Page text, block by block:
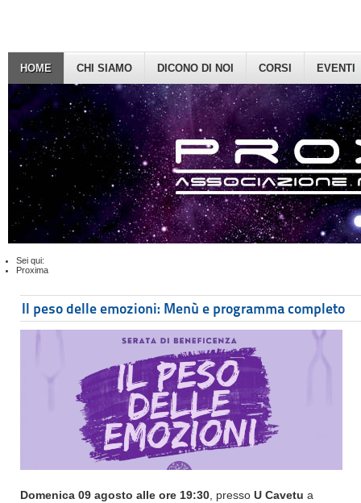
HOME CHI SIAMO DICONO DI NOI CORSI EVENTI
Sei qui:
Proxima
Il peso delle emozioni: Menù e programma completo
Domenica 09 agosto alle ore 19:30 , presso U Cavetu a